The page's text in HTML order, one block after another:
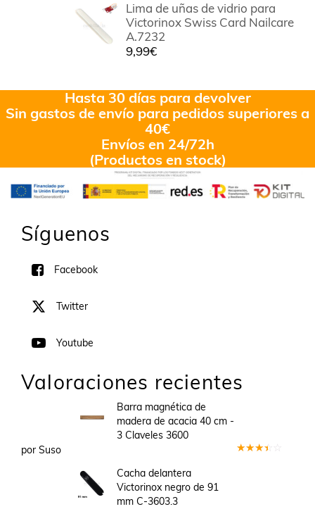
Lima de uñas de vidrio para
Victorinox Swiss Card Nailcare
A.7232
9,99€
Hasta 30 días para devolver
Sin gastos de envío para pedidos superiores a
40€
Envíos en 24/72h
(Productos en stock)
Síguenos
Facebook
Twitter
Youtube
Valoraciones recientes
Barra magnética de
madera de acacia 40 cm -
3 Claveles 3600
por Suso
Cacha delantera
Victorinox negro de 91
mm C-3603.3